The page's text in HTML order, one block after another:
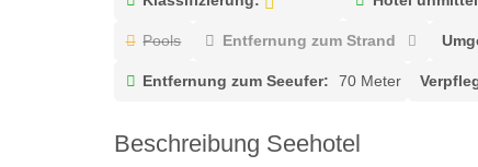
Pools Entfernung zum Strand
Entfernung zum Seeufer: 70 Meter
Beschreibung Seehotel